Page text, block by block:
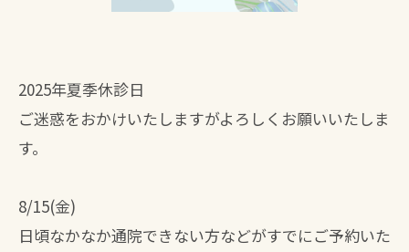
2025年夏季休診日
ご迷惑をおかけいたしますがよろしくお願いいたしま
す。
8/15(金)
日頃なかなか通院できない方などがすでにご予約いた